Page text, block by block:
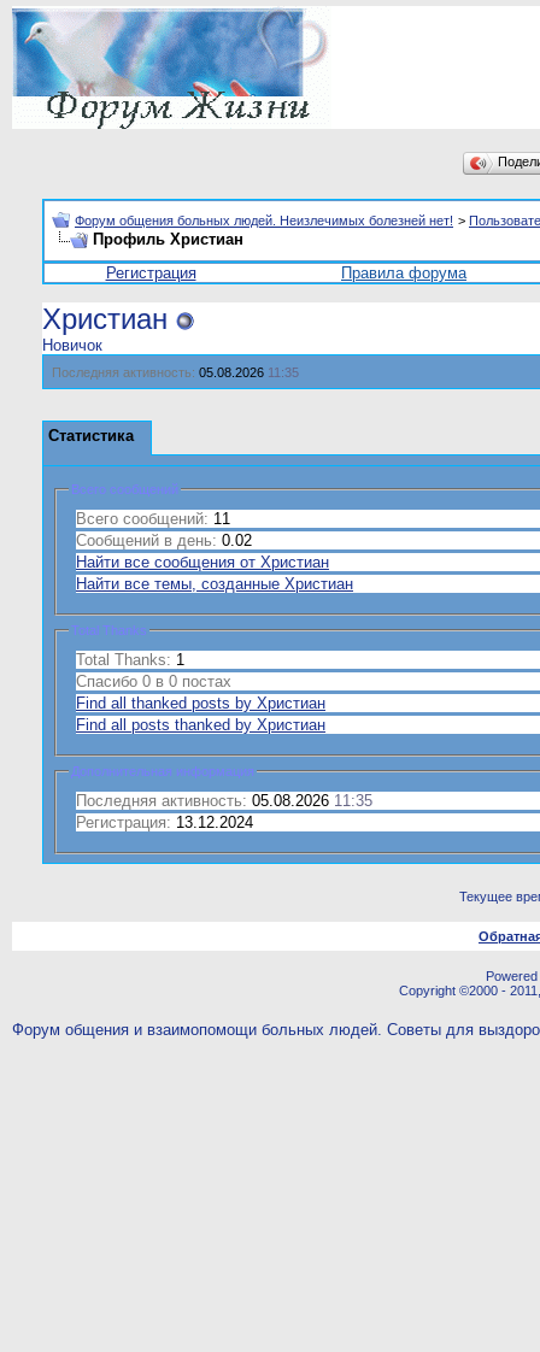
Форум общения больных людей. Неизлечимых болезней нет! >
Профиль Христиан
Регистрация
Правила форума
Христиан
Новичок
Последняя активность: 05.08.2026 11:35
Статистика
Всего сообщений
Всего сообщений: 11
Сообщений в день: 0.02
Найти все сообщения от Христиан
Найти все темы, созданные Христиан
Total Thanks
Total Thanks: 1
Спасибо 0 в 0 постах
Find all thanked posts by Христиан
Find all posts thanked by Христиан
Дополнительная информация
Последняя активность: 05.08.2026 11:35
Регистрация: 13.12.2024
Текущее
Copyright ©2000 -
Форум общения и взаимопомощи больных людей. Советы для